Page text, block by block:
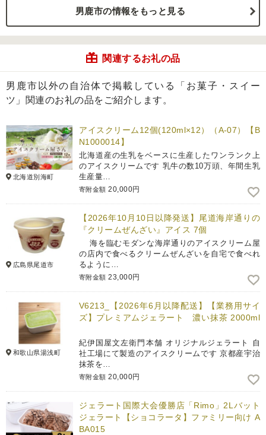
男鹿市の情報をもっと見る
関連するお礼の品
男鹿市以外の自治体で掲載している「お菓子・スイー
ツ」関連のお礼の品をご紹介します。
北海道別海町
アイスクリーム12個(120ml×12）（A-07）【B
N1000014】
北海道産の生乳をベースに生産したワンランク上
のアイスクリームです 乳牛の数10万頭、年間生乳
生産量…
寄附金額 20,000円
広島県尾道市
【2026年10月10日以降発送】尾道海岸通りの
『クリームぜんざい』アイス 7個
海を臨むモダンな海岸通りのアイスクリーム屋
の店内で食べるクリームぜんざいを自宅で食べれ
るように…
寄附金額 23,000円
和歌山県湯浅町
V6213_【2026年6月以降配送】【業務用サイ
ズ】プレミアムジェラート 濃い抹茶 2000ml
紀伊国屋文左衛門本舗 オリジナルジェラート 自
社工場にて製造のアイスクリームです 京都産宇治
抹茶を…
寄附金額 20,000円
ジェラート国際大会優勝店「Rimo」2Lバット
ジェラート【ショコラータ】ファミリー向け A
BA015